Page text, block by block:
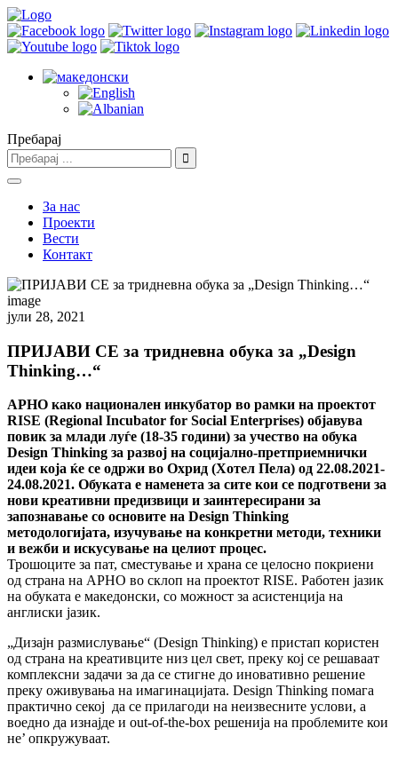
Пребарај
За нас
Проекти
Вести
Контакт
јули 28, 2021
ПРИЈАВИ СЕ за тридневна обука за „Design
Thinking…“
AРНО како национален инкубатор во рамки на проектот
RISE (Regional Incubator for Social Enterprises) објавува
повик за млади луѓе (18-35 години) за учество на обука
Design Thinking за развој на социјално-претприемнички
идеи која ќе се одржи во Охрид (Хотел Пела) од 22.08.2021-
24.08.2021. Обуката е наменета за сите кои се подготвени за
нови креативни предизвици и заинтересирани за
запознавање со основите на Design Thinking
методологијата, изучување на конкретни методи, техники
и вежби и искусување на целиот процес.
Трошоците за пат, сместување и храна се целосно покриени
од страна на АРНО во склоп на проектот RISE. Работен јазик
на обуката е македонски, со можност за асистенција на
англиски јазик.
„Дизајн размислување“ (Design Thinking) е пристап користен
од страна на креативците низ цел свет, преку кој се решаваат
комплексни задачи за да се стигне до иновативно решение
преку оживувања на имагинацијата. Design Thinking помага
практично секој да се прилагоди на неизвесните услови, а
воедно да изнајде и out-of-the-box решенија на проблемите кои
не’ опкружуваат.